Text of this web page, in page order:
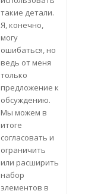
такие детали.
Я, конечно,
могу
ошибаться, но
ведь от меня
только
предложение к
обсуждению.
Мы можем в
итоге
согласовать и
ограничить
или расширить
набор
элементов в